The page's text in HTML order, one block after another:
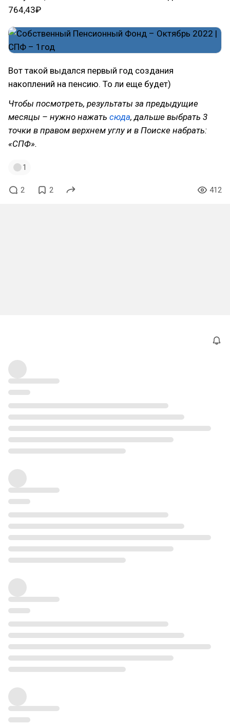
764,43₽
Вот такой выдался первый год создания
накоплений на пенсию. То ли еще будет)
Чтобы посмотреть, результаты за предыдущие
месяцы – нужно нажать сюда, дальше выбрать 3
точки в правом верхнем углу и в Поиске набрать:
«СПФ».
1
2 2 412